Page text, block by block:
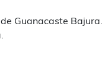
Guanacaste